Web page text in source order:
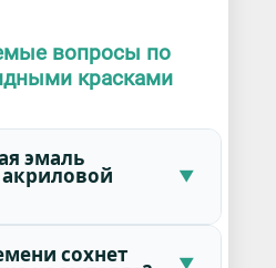
вопросы по
красками
эмаль
акриловой
сохнет